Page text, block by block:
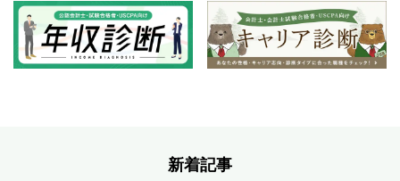
新着記事